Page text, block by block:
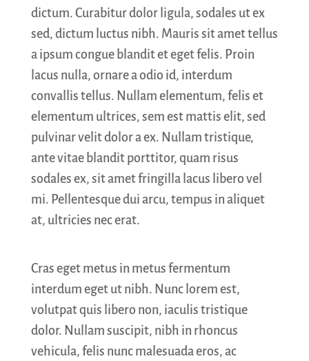
dictum. Curabitur dolor ligula, sodales ut ex
sed, dictum luctus nibh. Mauris sit amet tellus
a ipsum congue blandit et eget felis. Proin
lacus nulla, ornare a odio id, interdum
convallis tellus. Nullam elementum, felis et
elementum ultrices, sem est mattis elit, sed
pulvinar velit dolor a ex. Nullam tristique,
ante vitae blandit porttitor, quam risus
sodales ex, sit amet fringilla lacus libero vel
mi. Pellentesque dui arcu, tempus in aliquet
at, ultricies nec erat.
Cras eget metus in metus fermentum
interdum eget ut nibh. Nunc lorem est,
volutpat quis libero non, iaculis tristique
dolor. Nullam suscipit, nibh in rhoncus
vehicula, felis nunc malesuada eros, ac